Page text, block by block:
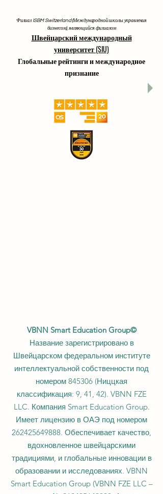
Филиал ISBM Switzerland (Международной школы управления
бизнесом), являющийся филиалом
Швейцарский международный
университет (SIU)
Глобальные рейтинги и международное
признание
VBNN Smart Education Group©
Название зарегистрировано в
Швейцарском федеральном институте
интеллектуальной собственности под
номером 845306 (Ниццкая
классификация: 9, 41, 42). VBNN FZE
LLC. Компания Smart Education Group.
Имеет лицензию в ОАЭ под номером
262425649888. Обеспечивает качество,
вдохновленное швейцарскими
традициями, и глобальные инновации в
образовании и исследованиях. VBNN
Smart Education Group (VBNN FZE LLC –